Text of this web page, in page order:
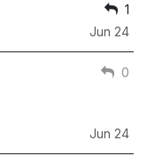
1
Jun 24
0
Jun 24